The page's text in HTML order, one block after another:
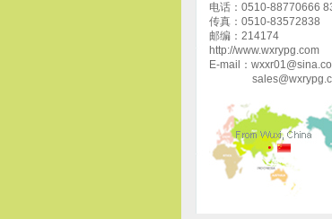
电话：0510-88770666
传真：0510-83572838
邮编：214174
http://www.wxrypg.com
E-mail：